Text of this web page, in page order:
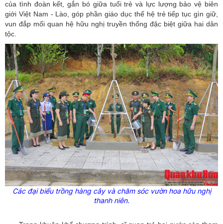
của tình đoàn kết, gắn bó giữa tuổi trẻ và lực lượng bảo vệ biên
giới Việt Nam - Lào, góp phần giáo dục thế hệ trẻ tiếp tục gìn giữ,
vun đắp mối quan hệ hữu nghị truyền thống đặc biệt giữa hai dân
tộc.
Các đại biểu trồng hàng cây và chăm sóc vườn hoa hữu nghị
thanh niên.